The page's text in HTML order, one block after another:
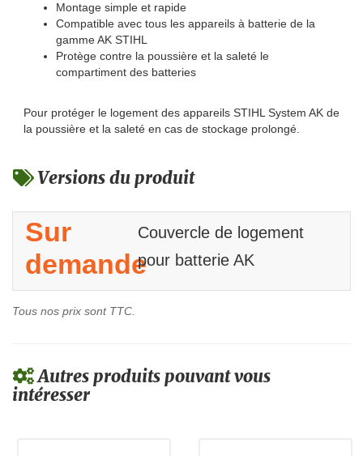
Montage simple et rapide
Compatible avec tous les appareils à batterie de la
gamme AK STIHL
Protège contre la poussière et la saleté le
compartiment des batteries
Pour protéger le logement des appareils STIHL System AK de
la poussière et la saleté en cas de stockage prolongé.
Versions du produit
Sur
demande
Couvercle de logement
pour batterie AK
Tous nos prix sont TTC.
Autres produits pouvant vous
intéresser